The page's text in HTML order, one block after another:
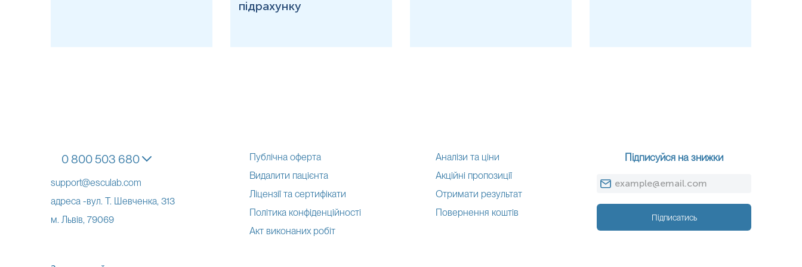
Щільно закрити контейнер з відібраним біоматеріалом кришкою, що загвинчується.
Застереження!При використанні сечоприймача дотримуйтесь вказівок з інструкції фірми виробника!
Перевірити щільність загвинчування контейнера та чи достатня кількість сечі відібрана для дослідження.
Закритий контейнер з відібраним біоматеріалом промаркувати:на етикетці написати ПІБ, дату народження і стать пацієнта, вид дослідження, дату і час виконання відбору.
Помістити закритий контейнер у пакет та транспортувати до пункту забору біоматеріалу протягом 1-2 годин після сечовиділення.
У пакет з контейнером не класти документи (скерування, направлення тощо).
підрахунку
0 800 503 680
support@esculab.com
адреса -вул. Т. Шевченка, 313
м. Львів, 79069
Публічна оферта
Видалити пацієнта
Ліцензії та сертифікати
Політика конфіденційності
Акт виконаних робіт
Аналізи та ціни
Акційні пропозиції
Отримати результат
Повернення коштів
Підписуйся на знижки
Підписатись